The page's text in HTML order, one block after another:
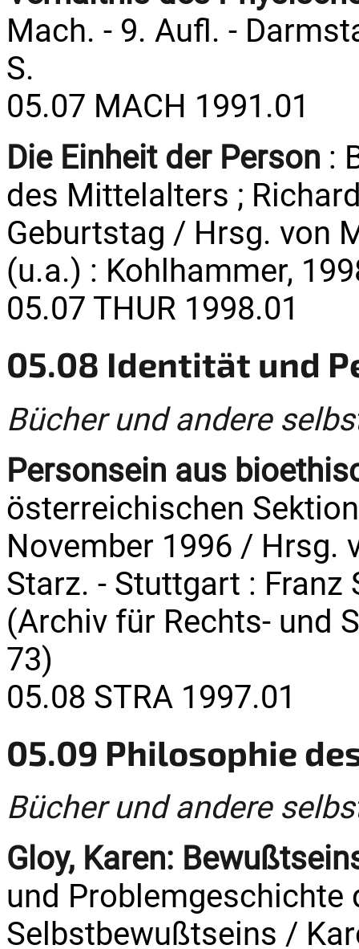
Mach. - 9. Aufl. -
S.
05.07 MACH 1991.01
Die Einheit der Person :
des Mittelalters ;
Geburtstag / Hrsg. von
(u.a.) : Kohlhammer,
05.07 THUR 1998.01
05.08 Identität und
Bücher und andere
Personsein aus
österreichischen
November 1996 / Hrsg.
Starz. - Stuttgart : Franz
(Archiv für Rechts- und
73)
05.08 STRA 1997.01
05.09 Philosophie
Bücher und andere
Gloy, Karen:
und Problemgeschichte
Selbstbewußtseins /